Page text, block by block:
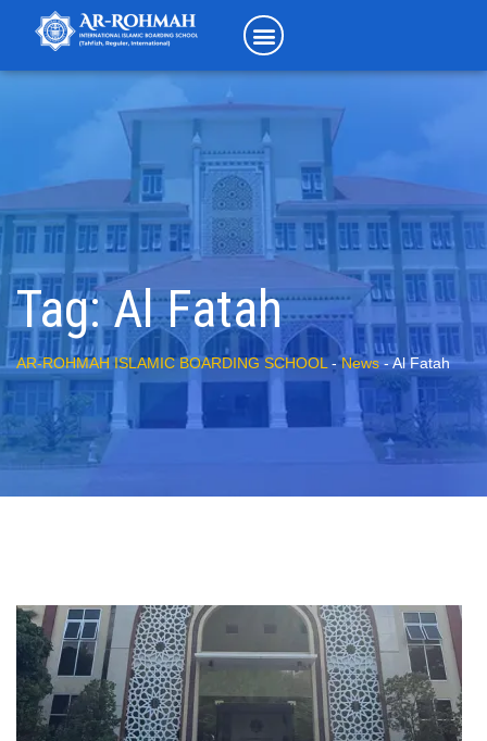
Tag:Al Fatah
AR-ROHMAH ISLAMIC BOARDING SCHOOL-News-Al Fatah